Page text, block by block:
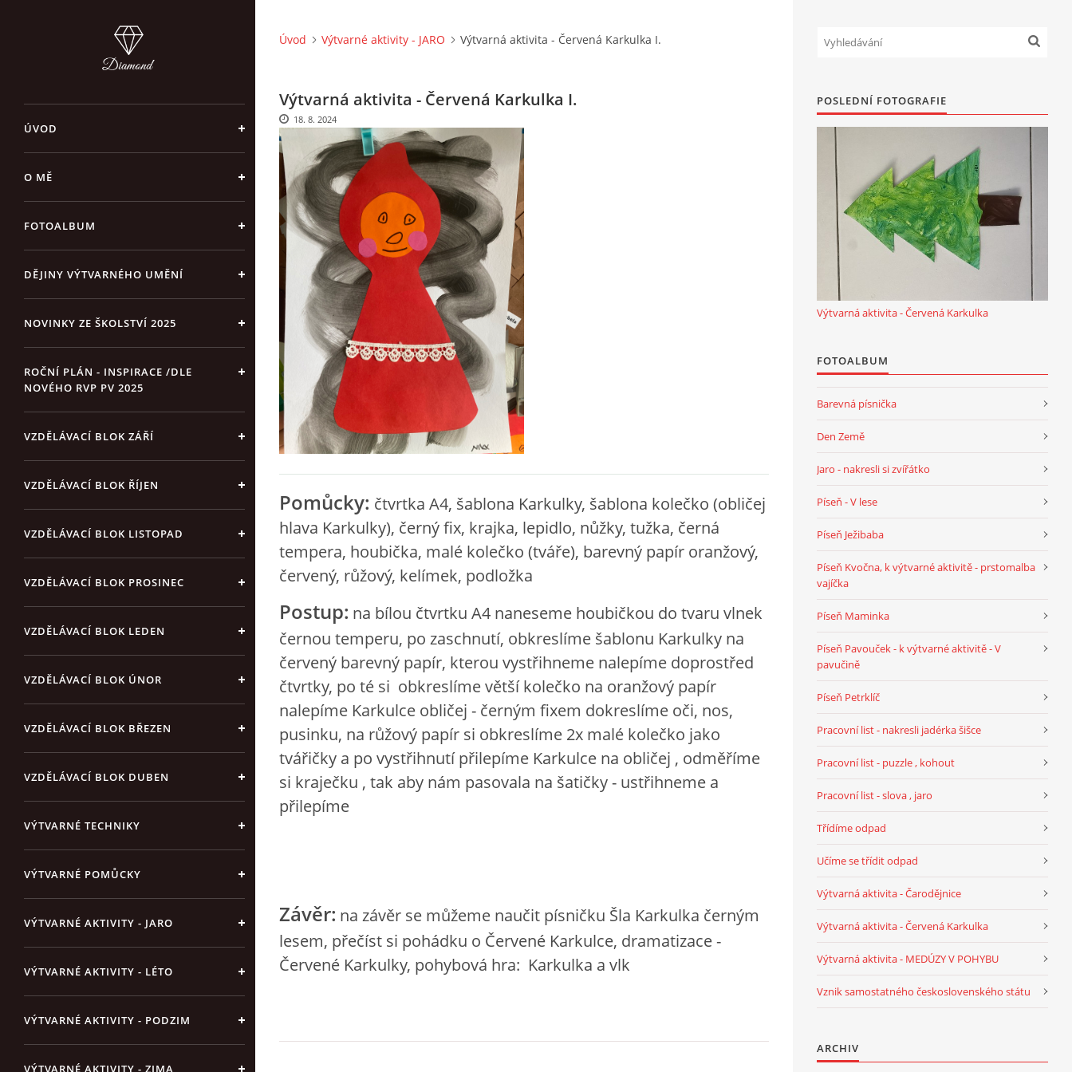
ÚVOD
O MĚ
FOTOALBUM
DĚJINY VÝTVARNÉHO UMĚNÍ
NOVINKY ZE ŠKOLSTVÍ 2025
ROČNÍ PLÁN - INSPIRACE /DLE
NOVÉHO RVP PV 2025
VZDĚLÁVACÍ BLOK ZÁŘÍ
VZDĚLÁVACÍ BLOK ŘÍJEN
VZDĚLÁVACÍ BLOK LISTOPAD
VZDĚLÁVACÍ BLOK PROSINEC
VZDĚLÁVACÍ BLOK LEDEN
VZDĚLÁVACÍ BLOK ÚNOR
VZDĚLÁVACÍ BLOK BŘEZEN
VZDĚLÁVACÍ BLOK DUBEN
VÝTVARNÉ TECHNIKY
VÝTVARNÉ POMŮCKY
VÝTVARNÉ AKTIVITY - JARO
VÝTVARNÉ AKTIVITY - LÉTO
VÝTVARNÉ AKTIVITY - PODZIM
VÝTVARNÉ AKTIVITY - ZIMA
Úvod Výtvarné aktivity - JARO Výtvarná aktivita - Červená Karkulka I.
Výtvarná aktivita - Červená Karkulka I.
18. 8. 2024
Pomůcky: čtvrtka A4, šablona Karkulky, šablona kolečko (obličej
hlava Karkulky), černý fix, krajka, lepidlo, nůžky, tužka, černá
tempera, houbička, malé kolečko (tváře), barevný papír oranžový,
červený, růžový, kelímek, podložka
Postup: na bílou čtvrtku A4 naneseme houbičkou do tvaru vlnek
černou temperu, po zaschnutí, obkreslíme šablonu Karkulky na
červený barevný papír, kterou vystřihneme nalepíme doprostřed
čtvrtky, po té si obkreslíme větší kolečko na oranžový papír
nalepíme Karkulce obličej - černým fixem dokreslíme oči, nos,
pusinku, na růžový papír si obkreslíme 2x malé kolečko jako
tvářičky a po vystřihnutí přilepíme Karkulce na obličej , odměříme
si kraječku , tak aby nám pasovala na šatičky - ustřihneme a
přilepíme
Závěr: na závěr se můžeme naučit písničku Šla Karkulka černým
lesem, přečíst si pohádku o Červené Karkulce, dramatizace -
Červené Karkulky, pohybová hra: Karkulka a vlk
POSLEDNÍ FOTOGRAFIE
Výtvarná aktivita - Červená Karkulka
FOTOALBUM
Barevná písnička
Den Země
Jaro - nakresli si zvířátko
Píseň - V lese
Píseň Ježibaba
Píseň Kvočna, k výtvarné aktivitě - prstomalba
vajíčka
Píseň Maminka
Píseň Pavouček - k výtvarné aktivitě - V
pavučině
Píseň Petrklíč
Pracovní list - nakresli jadérka šišce
Pracovní list - puzzle , kohout
Pracovní list - slova , jaro
Třídíme odpad
Učíme se třídit odpad
Výtvarná aktivita - Čarodějnice
Výtvarná aktivita - Červená Karkulka
Výtvarná aktivita - MEDÚZY V POHYBU
Vznik samostatného československého státu
ARCHIV